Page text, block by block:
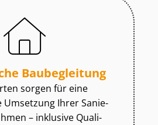
Baubegleitung
sorgen für eine
Umsetzung Ihrer Sa­nie­
– inklusive Qua­li­